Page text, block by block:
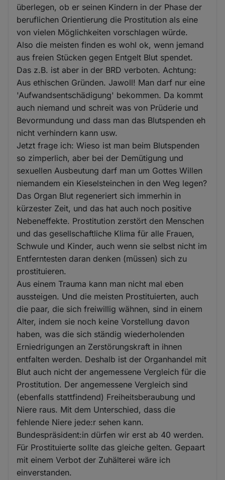
überlegen, ob er seinen Kindern in der Phase der
beruflichen Orientierung die Prostitution als eine
von vielen Möglichkeiten vorschlagen würde.
Also die meisten finden es wohl ok, wenn jemand
aus freien Stücken gegen Entgelt Blut spendet.
Das z.B. ist aber in der BRD verboten. Achtung:
Aus ethischen Gründen. Jawoll! Man darf nur eine
'Aufwandsentschädigung' bekommen. Da kommt
auch niemand und schreit was von Prüderie und
Bevormundung und dass man das Blutspenden eh
nicht verhindern kann usw.
Jetzt frage ich: Wieso ist man beim Blutspenden
so zimperlich, aber bei der Demütigung und
sexuellen Ausbeutung darf man um Gottes Willen
niemandem ein Kieselsteinchen in den Weg legen?
Das Organ Blut regeneriert sich immerhin in
kürzester Zeit, und das hat auch noch positive
Nebeneffekte. Prostitution zerstört den Menschen
und das gesellschaftliche Klima für alle Frauen,
Schwule und Kinder, auch wenn sie selbst nicht im
Entferntesten daran denken (müssen) sich zu
prostituieren.
Aus einem Trauma kann man nicht mal eben
aussteigen. Und die meisten Prostituierten, auch
die paar, die sich freiwillig wähnen, sind in einem
Alter, indem sie noch keine Vorstellung davon
haben, was die sich ständig wiederholenden
Erniedrigungen an Zerstörungskraft in ihnen
entfalten werden. Deshalb ist der Organhandel mit
Blut auch nicht der angemessene Vergleich für die
Prostitution. Der angemessene Vergleich sind
(ebenfalls stattfindend) Freiheitsberaubung und
Niere raus. Mit dem Unterschied, dass die
fehlende Niere jede:r sehen kann.
Bundespräsident:in dürfen wir erst ab 40 werden.
Für Prostituierte sollte das gleiche gelten. Gepaart
mit einem Verbot der Zuhälterei wäre ich
einverstanden.